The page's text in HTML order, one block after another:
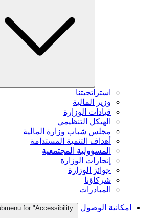
استراتجيتنا
وزير المالية
قيادات الوزارة
الهيكل التنظيمي
مجلس شباب وزارة المالية
أهداف التنمية المستدامة
المسؤولية المجتمعية
إنجازات الوزارة
جوائز الوزارة
شركاؤنا
المبادرات
امكانية الوصول for "Accessibility"